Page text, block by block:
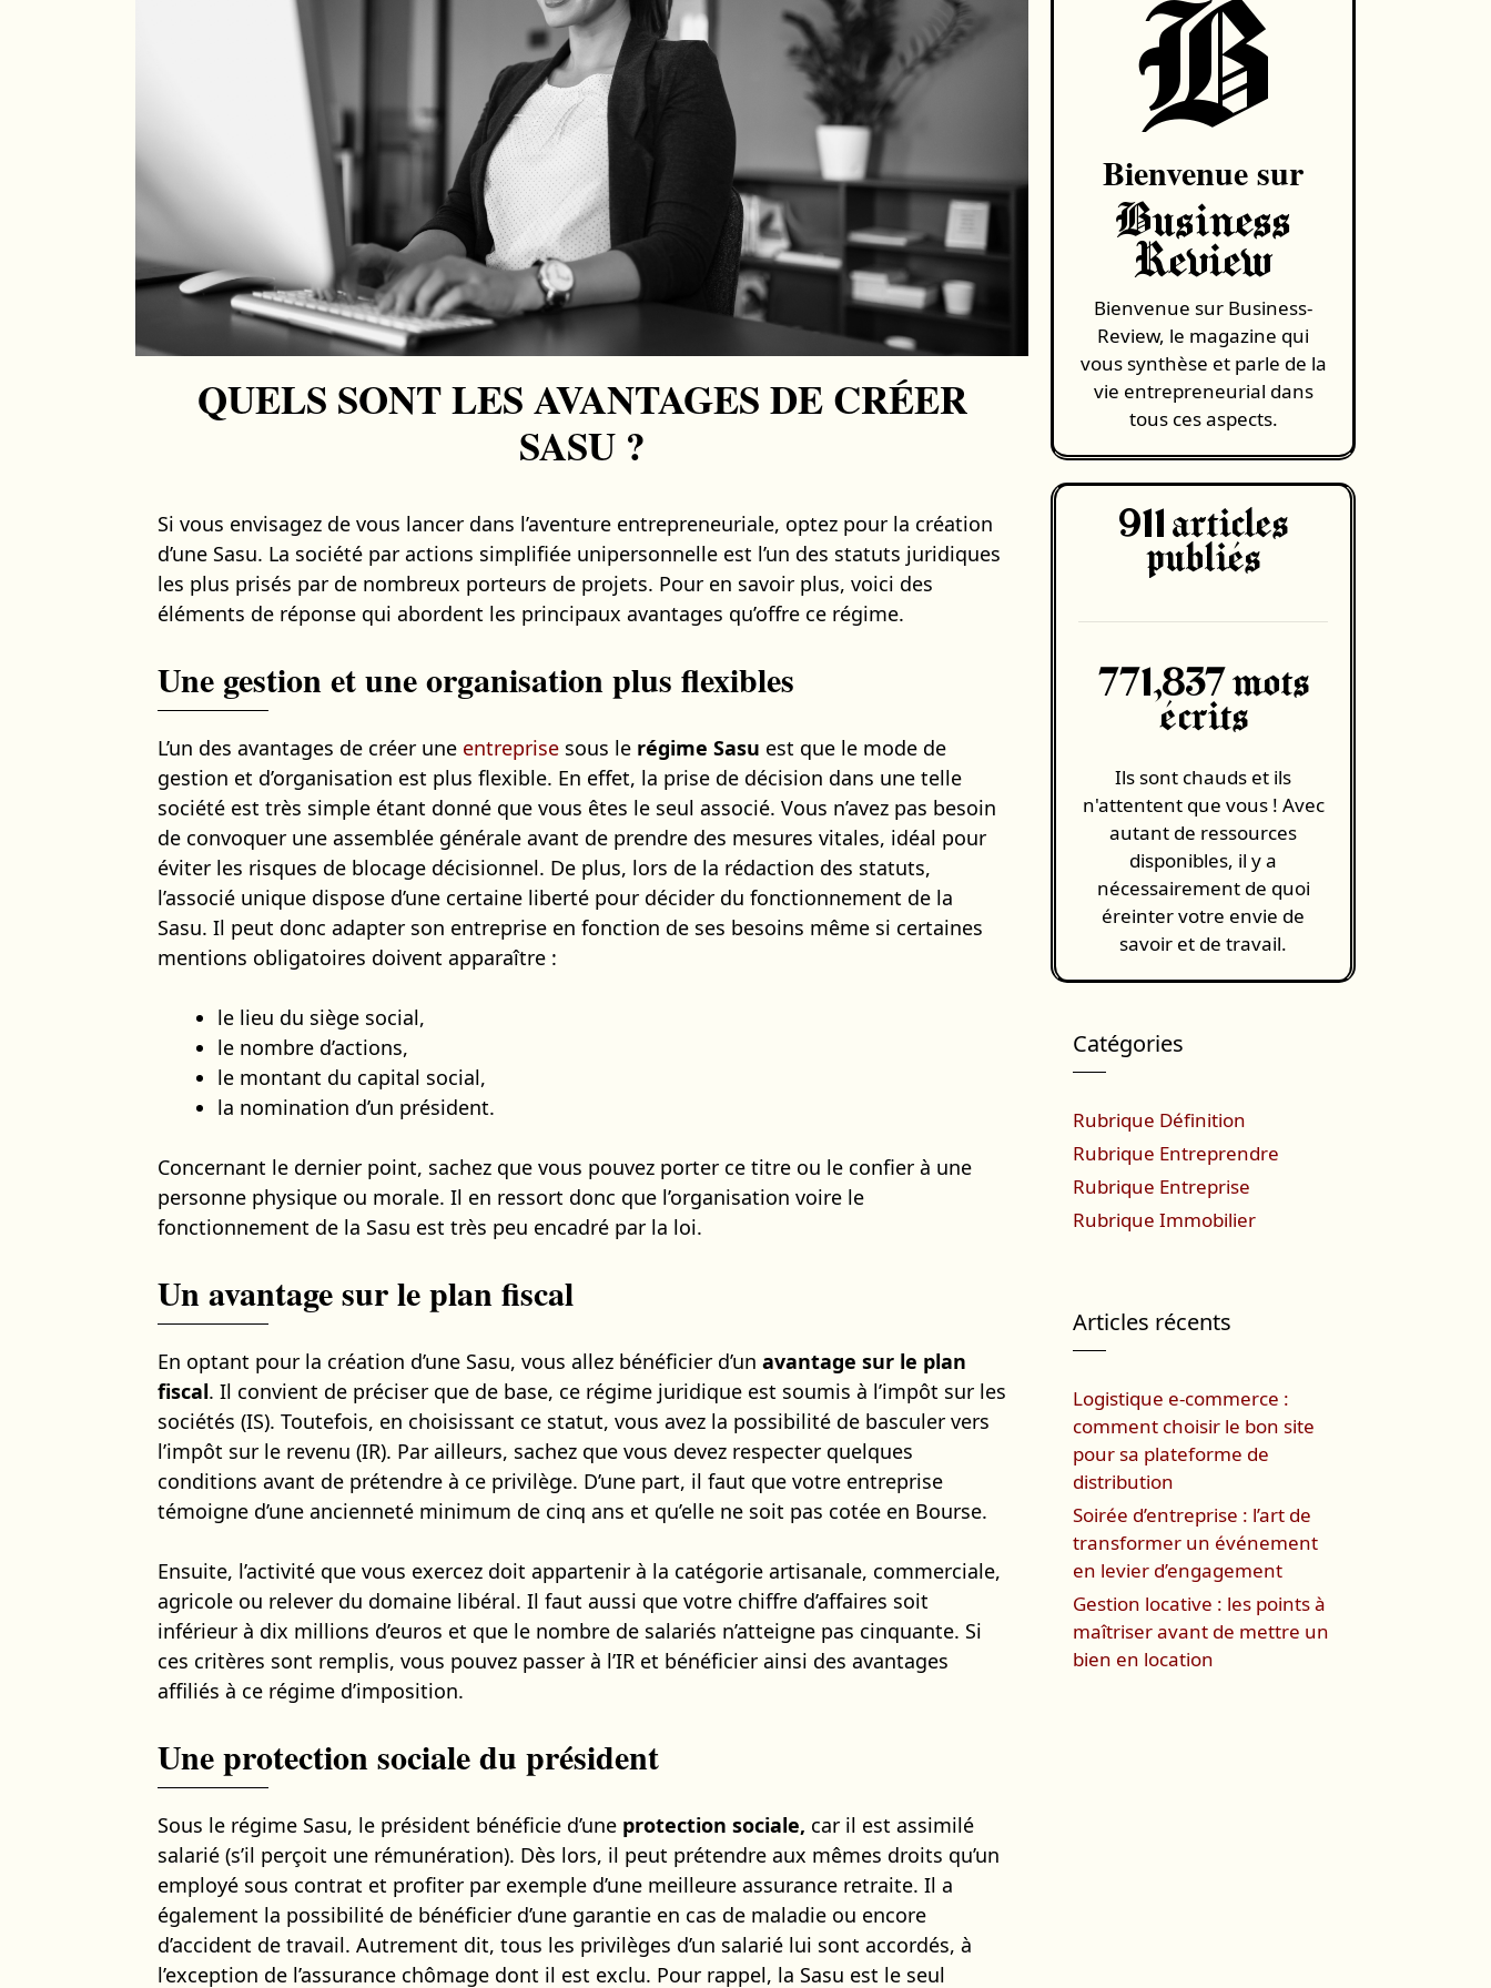
QUELS SONT LES AVANTAGES DE CRÉER
SASU ?
Si vous envisagez de vous lancer dans l’aventure entrepreneuriale, optez pour la création
d’une Sasu. La société par actions simplifiée unipersonnelle est l’un des statuts juridiques
les plus prisés par de nombreux porteurs de projets. Pour en savoir plus, voici des
éléments de réponse qui abordent les principaux avantages qu’offre ce régime.
Une gestion et une organisation plus flexibles
L’un des avantages de créer une entreprise sous le régime Sasu est que le mode de
gestion et d’organisation est plus flexible. En effet, la prise de décision dans une telle
société est très simple étant donné que vous êtes le seul associé. Vous n’avez pas besoin
de convoquer une assemblée générale avant de prendre des mesures vitales, idéal pour
éviter les risques de blocage décisionnel. De plus, lors de la rédaction des statuts,
l’associé unique dispose d’une certaine liberté pour décider du fonctionnement de la
Sasu. Il peut donc adapter son entreprise en fonction de ses besoins même si certaines
mentions obligatoires doivent apparaître :
le lieu du siège social,
le nombre d’actions,
le montant du capital social,
la nomination d’un président.
Concernant le dernier point, sachez que vous pouvez porter ce titre ou le confier à une
personne physique ou morale. Il en ressort donc que l’organisation voire le
fonctionnement de la Sasu est très peu encadré par la loi.
Un avantage sur le plan fiscal
En optant pour la création d’une Sasu, vous allez bénéficier d’un avantage sur le plan
fiscal. Il convient de préciser que de base, ce régime juridique est soumis à l’impôt sur les
sociétés (IS). Toutefois, en choisissant ce statut, vous avez la possibilité de basculer vers
l’impôt sur le revenu (IR). Par ailleurs, sachez que vous devez respecter quelques
conditions avant de prétendre à ce privilège. D’une part, il faut que votre entreprise
témoigne d’une ancienneté minimum de cinq ans et qu’elle ne soit pas cotée en Bourse.
Ensuite, l’activité que vous exercez doit appartenir à la catégorie artisanale, commerciale,
agricole ou relever du domaine libéral. Il faut aussi que votre chiffre d’affaires soit
inférieur à dix millions d’euros et que le nombre de salariés n’atteigne pas cinquante. Si
ces critères sont remplis, vous pouvez passer à l’IR et bénéficier ainsi des avantages
affiliés à ce régime d’imposition.
Une protection sociale du président
Sous le régime Sasu, le président bénéficie d’une protection sociale, car il est assimilé
salarié (s’il perçoit une rémunération). Dès lors, il peut prétendre aux mêmes droits qu’un
employé sous contrat et profiter par exemple d’une meilleure assurance retraite. Il a
également la possibilité de bénéficier d’une garantie en cas de maladie ou encore
d’accident de travail. Autrement dit, tous les privilèges d’un salarié lui sont accordés, à
l’exception de l’assurance chômage dont il est exclu. Pour rappel, la Sasu est le seul
B
Bienvenue sur
Business
Review
Bienvenue sur Business-
Review, le magazine qui
vous synthèse et parle de la
vie entrepreneurial dans
tous ces aspects.
911 articles
publiés
771,837 mots
écrits
Ils sont chauds et ils
n'attentent que vous ! Avec
autant de ressources
disponibles, il y a
nécessairement de quoi
éreinter votre envie de
savoir et de travail.
Catégories
Rubrique Définition
Rubrique Entreprendre
Rubrique Entreprise
Rubrique Immobilier
Articles récents
Logistique e-commerce :
comment choisir le bon site
pour sa plateforme de
distribution
Soirée d’entreprise : l’art de
transformer un événement
en levier d’engagement
Gestion locative : les points à
maîtriser avant de mettre un
bien en location